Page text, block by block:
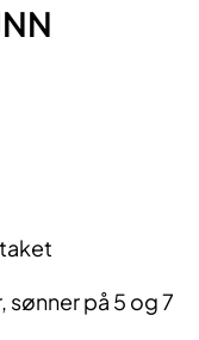
sønner på 5 og 7